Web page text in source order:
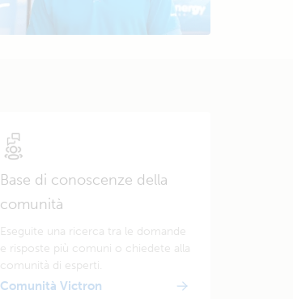
Base di conoscenze della
comunità
Eseguite una ricerca tra le domande
e risposte più comuni o chiedete alla
comunità di esperti.
Comunità Victron